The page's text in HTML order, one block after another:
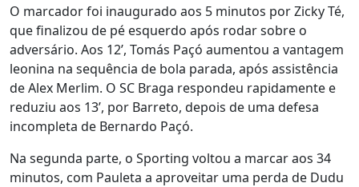
O marcador foi inaugurado aos 5 minutos por Zicky Té,
que finalizou de pé esquerdo após rodar sobre o
adversário. Aos 12’, Tomás Paçó aumentou a vantagem
leonina na sequência de bola parada, após assistência
de Alex Merlim. O SC Braga respondeu rapidamente e
reduziu aos 13’, por Barreto, depois de uma defesa
incompleta de Bernardo Paçó.
Na segunda parte, o Sporting voltou a marcar aos 34
minutos, com Pauleta a aproveitar uma perda de Dudu